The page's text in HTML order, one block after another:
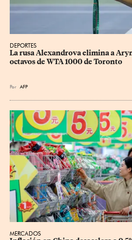
DEPORTES
La rusa Alexandrova elimina a
octavos de WTA 1000 de Toronto
Por AFP
MERCADOS